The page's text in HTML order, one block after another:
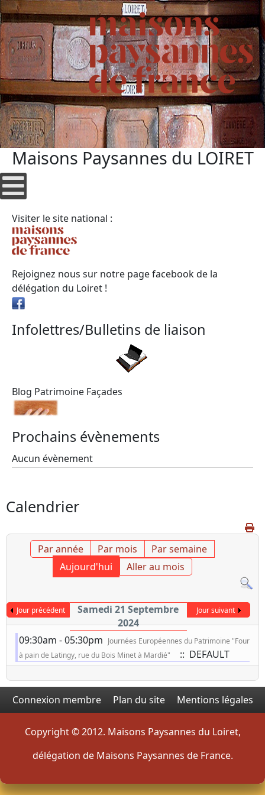
Maisons Paysannes du LOIRET
Visiter le site national :
Rejoignez nous sur notre page facebook de la
délégation du Loiret !
Infolettres/Bulletins de liaison
Blog Patrimoine Façades
Prochains évènements
Aucun évènement
Calendrier
Par année Par mois
Par semaine
Aujourd'hui
Aller au mois
Jour précédent
Samedi 21 Septembre
2024
Jour suivant
09:30am - 05:30pm Journées Européennes du Patrimoine "Four
à pain de Latingy, rue du Bois Minet à Mardié"
:: DEFAULT
Connexion membre Plan du site Mentions légales
Copyright © 2012. Maisons Paysannes du Loiret,
délégation de Maisons Paysannes de France.